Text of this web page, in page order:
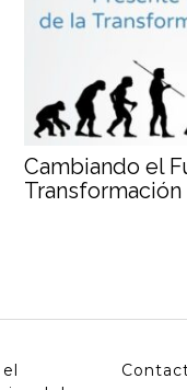
Cambiando el